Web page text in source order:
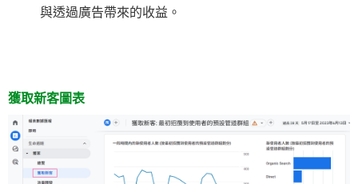
與透過廣告帶來的收益。
獲取新客圖表